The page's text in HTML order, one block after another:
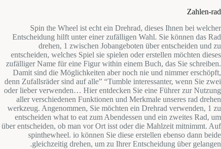
Zahlen-rad
Spin the Wheel ist echt ein Drehrad, dieses Ihnen bei welcher
Entscheidung hilft unter einer zufälligen Wahl. Sie können das Rad
drehen, 1 zwischen Jobangeboten über entscheiden und zu
entscheiden, welches Spiel sie spielen oder erstellen möchten dieses
zufälliger Name für eine Figur within einem Buch, das Sie schreiben.
Damit sind die Möglichkeiten aber noch nie und nimmer erschöpft,
denn Zufallsräder sind auf alle” “Tumble interessanter, wenn Sie zwei
oder lieber verwenden… Hier entdecken Sie eine Führer zur Nutzung
aller verschiedenen Funktionen und Merkmale unseres rad drehen
werkzeug. Angenommen, Sie möchten ein Drehrad verwenden, 1 zu
entscheiden what to eat zum Abendessen und ein zweites Rad, um
über entscheiden, ob man vor Ort isst oder die Mahlzeit mitnimmt. Auf
spinthewheel. io können Sie diese erstellen ebenso dann beide
gleichzeitig drehen, um zu Ihrer Entscheidung über gelangen.